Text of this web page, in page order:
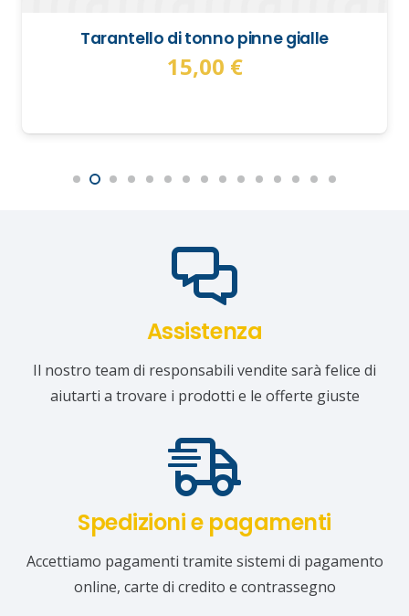
Tarantello di tonno pinne gialle
15,00 €
Assistenza
Il nostro team di responsabili vendite sarà felice di
aiutarti a trovare i prodotti e le offerte giuste
Spedizioni e pagamenti
Accettiamo pagamenti tramite sistemi di pagamento
online, carte di credito e contrassegno